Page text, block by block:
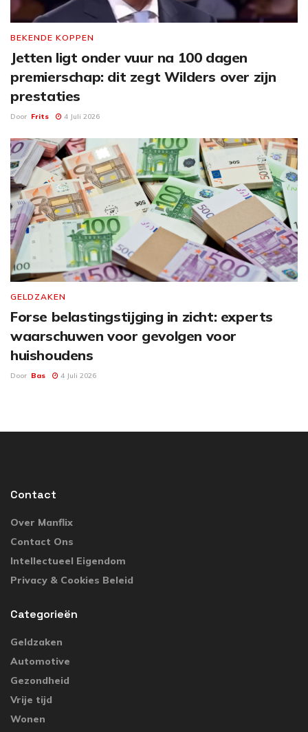
BEKENDE KOPPEN
Jetten ligt onder vuur na 100 dagen
premierschap: dit zegt Wilders over zijn
prestaties
Door Frits 4 Juli 2026
GELDZAKEN
Forse belastingstijging in zicht: experts
waarschuwen voor gevolgen voor
huishoudens
Door Bas 4 Juli 2026
Contact
Over Manflix
Contact Ons
Intellectueel Eigendom
Privacy & Cookies Beleid
Categorieën
Geldzaken
Automotive
Gezondheid
Vrije tijd
Wonen